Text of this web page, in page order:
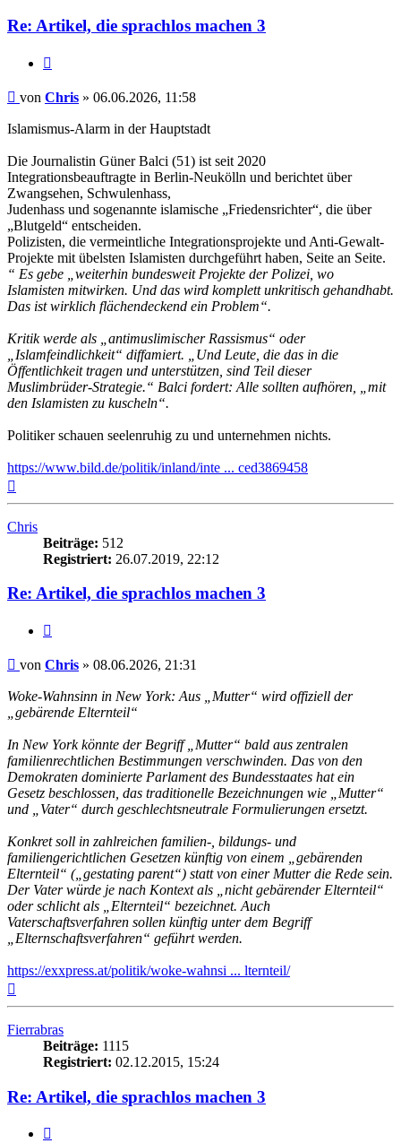
Re: Artikel, die sprachlos machen 3
Beitrag
von Chris » 06.06.2026, 11:58
Islamismus-Alarm in der Hauptstadt
Die Journalistin Güner Balci (51) ist seit 2020
Integrationsbeauftragte in Berlin-Neukölln und berichtet über
Zwangsehen, Schwulenhass,
Judenhass und sogenannte islamische „Friedensrichter“, die über
„Blutgeld“ entscheiden.
Polizisten, die vermeintliche Integrationsprojekte und Anti-Gewalt-
Projekte mit übelsten Islamisten durchgeführt haben, Seite an Seite.
“ Es gebe „weiterhin bundesweit Projekte der Polizei, wo
Islamisten mitwirken. Und das wird komplett unkritisch gehandhabt.
Das ist wirklich flächendeckend ein Problem“.
Kritik werde als „antimuslimischer Rassismus“ oder
„Islamfeindlichkeit“ diffamiert. „Und Leute, die das in die
Öffentlichkeit tragen und unterstützen, sind Teil dieser
Muslimbrüder-Strategie.“ Balci fordert: Alle sollten aufhören, „mit
den Islamisten zu kuscheln“.
Politiker schauen seelenruhig zu und unternehmen nichts.
https://www.bild.de/politik/inland/inte ... ced3869458
Chris
Beiträge: 512
Registriert: 26.07.2019, 22:12
Re: Artikel, die sprachlos machen 3
Beitrag
von Chris » 08.06.2026, 21:31
Woke-Wahnsinn in New York: Aus „Mutter“ wird offiziell der
„gebärende Elternteil“
In New York könnte der Begriff „Mutter“ bald aus zentralen
familienrechtlichen Bestimmungen verschwinden. Das von den
Demokraten dominierte Parlament des Bundesstaates hat ein
Gesetz beschlossen, das traditionelle Bezeichnungen wie „Mutter“
und „Vater“ durch geschlechtsneutrale Formulierungen ersetzt.
Konkret soll in zahlreichen familien-, bildungs- und
familiengerichtlichen Gesetzen künftig von einem „gebärenden
Elternteil“ („gestating parent“) statt von einer Mutter die Rede sein.
Der Vater würde je nach Kontext als „nicht gebärender Elternteil“
oder schlicht als „Elternteil“ bezeichnet. Auch
Vaterschaftsverfahren sollen künftig unter dem Begriff
„Elternschaftsverfahren“ geführt werden.
https://exxpress.at/politik/woke-wahnsi ... lternteil/
Fierrabras
Beiträge: 1115
Registriert: 02.12.2015, 15:24
Re: Artikel, die sprachlos machen 3